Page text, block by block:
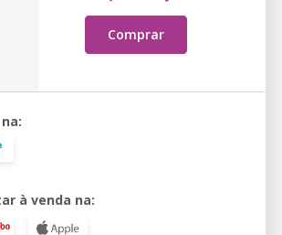
Comprar
à venda na: